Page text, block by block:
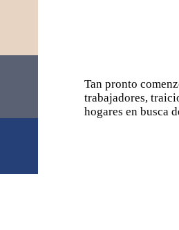
Tan pronto
trabajadores,
hogares en busca